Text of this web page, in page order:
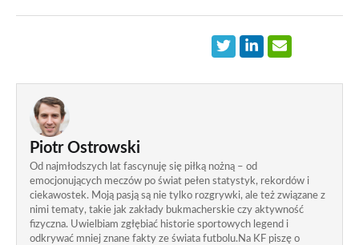
Piotr Ostrowski
Od najmłodszych lat fascynuję się piłką nożną – od
emocjonujących meczów po świat pełen statystyk, rekordów i
ciekawostek. Moją pasją są nie tylko rozgrywki, ale też związane z
nimi tematy, takie jak zakłady bukmacherskie czy aktywność
fizyczna. Uwielbiam zgłębiać historie sportowych legend i
odkrywać mniej znane fakty ze świata futbolu.Na KF piszę o